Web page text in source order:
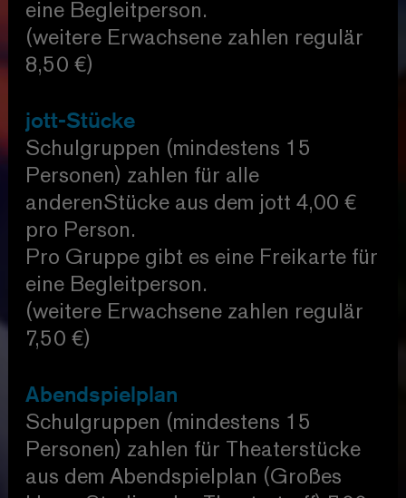
eine Begleitperson.
(weitere Erwachsene zahlen regulär
8,50 €)
jott-Stücke
Schulgruppen (mindestens 15
Personen) zahlen für alle
anderenStücke aus dem jott 4,00 €
pro Person.
Pro Gruppe gibt es eine Freikarte für
eine Begleitperson.
(weitere Erwachsene zahlen regulär
7,50 €)
Abendspielplan
Schulgruppen (mindestens 15
Personen) zahlen für Theaterstücke
aus dem Abendspielplan (Großes